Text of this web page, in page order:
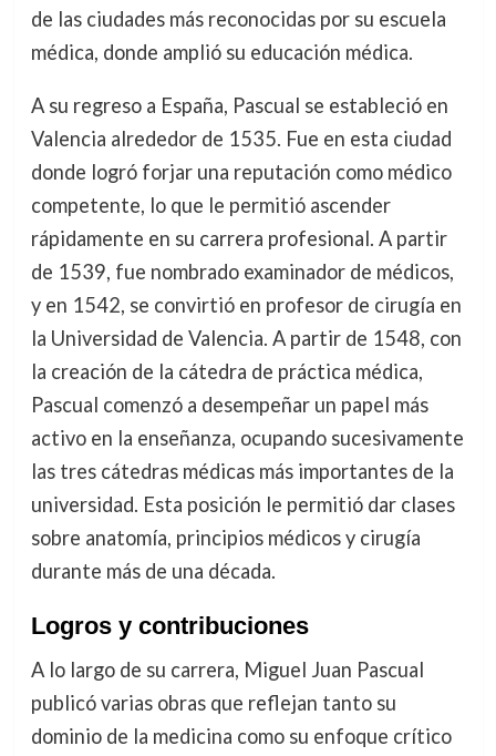
de las ciudades más reconocidas por su escuela
médica, donde amplió su educación médica.
A su regreso a España, Pascual se estableció en
Valencia alrededor de 1535. Fue en esta ciudad
donde logró forjar una reputación como médico
competente, lo que le permitió ascender
rápidamente en su carrera profesional. A partir
de 1539, fue nombrado examinador de médicos,
y en 1542, se convirtió en profesor de cirugía en
la Universidad de Valencia. A partir de 1548, con
la creación de la cátedra de práctica médica,
Pascual comenzó a desempeñar un papel más
activo en la enseñanza, ocupando sucesivamente
las tres cátedras médicas más importantes de la
universidad. Esta posición le permitió dar clases
sobre anatomía, principios médicos y cirugía
durante más de una década.
Logros y contribuciones
A lo largo de su carrera, Miguel Juan Pascual
publicó varias obras que reflejan tanto su
dominio de la medicina como su enfoque crítico